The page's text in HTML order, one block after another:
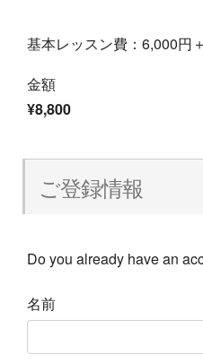
基本レッスン費：6,000円
金額
¥8,800
ご登録情報
Do you already have an
名前